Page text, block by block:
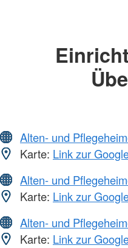
Alten- und
Karte: Link zur
Alten- und
Karte: Link zur
Alten- und
Karte: Link zur